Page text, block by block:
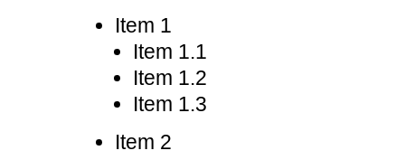
Item 1
Item 1.1
Item 1.2
Item 1.3
Item 2